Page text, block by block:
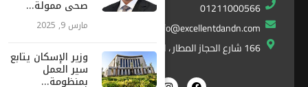
01211000566
info@excellentdandn.com
166 شارع الحجاز المطار ، النزهة ، القاهرة ، مصر
صحى ممولة...
مارس 9, 2025
وزير الإسكان يتابع
سير العمل
بمنظومة...